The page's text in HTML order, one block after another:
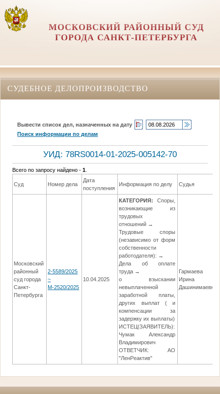
МОСКОВСКИЙ РАЙОННЫЙ СУД
ГОРОДА САНКТ-ПЕТЕРБУРГА
СУДЕБНОЕ ДЕЛОПРОИЗВОДСТВО
Вывести список дел, назначенных на дату
Поиск информации по делам
УИД: 78RS0014-01-2025-005142-70
Всего по запросу найдено -1
Суд Номер дела
Дата
поступления
Информация по делу Судья
Московский
районный
суд города
Санкт-
Петербурга
2-5589/2025
~
М-2520/2025
10.04.2025
КАТЕГОРИЯ:
Споры,
возникающие из
трудовых
отношений →
Трудовые споры
(независимо от форм
собственности
работодателя): →
Дела об оплате
труда →
о взыскании
невыплаченной
заработной платы,
других выплат ( и
компенсации за
задержку их выплаты)
ИСТЕЦ(ЗАЯВИТЕЛЬ):
Чумак Александр
Владимирович
ОТВЕТЧИК: АО
"ЛенРеактив"
Гармаева
Ирина
Дашинимаевна